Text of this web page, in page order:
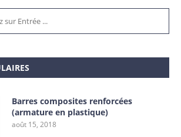
Barres composites renforcées
(armature en plastique)
août 15, 2018